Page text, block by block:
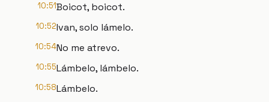
10:51Boicot, boicot.
10:52Ivan, solo lámelo.
10:54No me atrevo.
10:55Lámbelo, lámbelo.
10:58Lámbelo.